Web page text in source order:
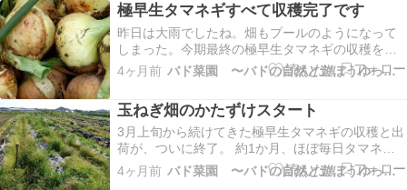
ド菜園ブログ更新通知」を希望される方は、是非
クリックして申…
極早生タマネギすべて収穫完了です
昨日は大雨でしたね。畑もプールのようになって
しまった。今期最終の極早生タマネギの収穫をし
た。極早生にしては珍しく茎が倒れて収穫サイン
を出している。球もしっかり大きさも特大が多
しいね。後は中晩生種。収穫までにはもうしばら
くかかるみたい。今…
4ヶ月前 バド菜園 〜バドの自然と遊ぼうゆったり菜園らいふ〜
玉ねぎ畑のかたずけスタート
3月上旬から続けてきた極早生タマネギの収穫と出
荷が、ついに終了。 約1か月、ほぼ毎日タマネギ
を抜き続けた畑は、ずっとタマネギの香りでプン
プンしていました。この跡地には、夏野菜のオク
4ヶ月前 バド菜園 〜バドの自然と遊ぼうゆったり菜園らいふ〜